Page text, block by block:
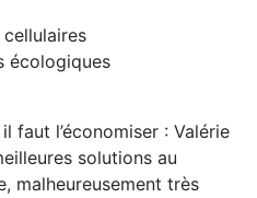
écologiques
faut l’économiser : Valérie
solutions au
malheureusement très